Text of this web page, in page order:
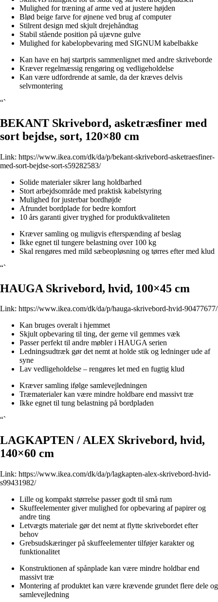
Mulighed for træning af arme ved at justere højden
Blød beige farve for øjnene ved brug af computer
Stilrent design med skjult drejehåndtag
Stabil stående position på ujævne gulve
Mulighed for kabelopbevaring med SIGNUM kabelbakke
Kan have en høj startpris sammenlignet med andre skriveborde
Kræver regelmæssig rengøring og vedligeholdelse
Kan være udfordrende at samle, da der kræves delvis
selvmontering
“`
BEKANT Skrivebord, asketræsfiner med
sort bejdse, sort, 120×80 cm
Link: https://www.ikea.com/dk/da/p/bekant-skrivebord-asketraesfiner-
med-sort-bejdse-sort-s59282583/
Solide materialer sikrer lang holdbarhed
Stort arbejdsområde med praktisk kabelstyring
Mulighed for justerbar bordhøjde
Afrundet bordplade for bedre komfort
10 års garanti giver tryghed for produktkvaliteten
Kræver samling og muligvis efterspænding af beslag
Ikke egnet til tungere belastning over 100 kg
Skal rengøres med mild sæbeopløsning og tørres efter med klud
“`
HAUGA Skrivebord, hvid, 100×45 cm
Link: https://www.ikea.com/dk/da/p/hauga-skrivebord-hvid-90477677/
Kan bruges overalt i hjemmet
Skjult opbevaring til ting, der gerne vil gemmes væk
Passer perfekt til andre møbler i HAUGA serien
Ledningsudtræk gør det nemt at holde stik og ledninger ude af
syne
Lav vedligeholdelse – rengøres let med en fugtig klud
Kræver samling ifølge samlevejledningen
Træmaterialer kan være mindre holdbare end massivt træ
Ikke egnet til tung belastning på bordpladen
“`
LAGKAPTEN / ALEX Skrivebord, hvid,
140×60 cm
Link: https://www.ikea.com/dk/da/p/lagkapten-alex-skrivebord-hvid-
s99431982/
Lille og kompakt størrelse passer godt til små rum
Skuffeelementer giver mulighed for opbevaring af papirer og
andre ting
Letvægts materiale gør det nemt at flytte skrivebordet efter
behov
Grebsudskæringer på skuffeelementer tilføjer karakter og
funktionalitet
Konstruktionen af spånplade kan være mindre holdbar end
massivt træ
Montering af produktet kan være krævende grundet flere dele og
samlevejledning